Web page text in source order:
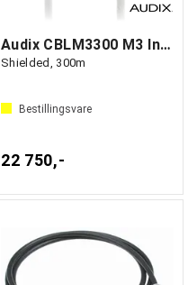
Audix CBLM3300 M3 Interface cable
Shielded, 300m
Bestillingsvare
22 750,-